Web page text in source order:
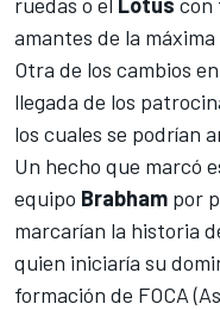
amantes de la
Otra de los cambios
llegada de los
los cuales se podrían
Un hecho que marcó
equipo Brabham por
marcarían la historia
quien iniciaría su
formación de FOCA